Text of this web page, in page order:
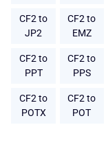
CF2 to
JP2
CF2 to
EMZ
CF2 to
PPT
CF2 to
PPS
CF2 to
POTX
CF2 to
POT